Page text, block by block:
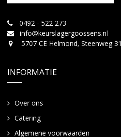
0492 - 522 273
info@keurslagergoossens.nl
5707 CE Helmond, Steenweg 31
INFORMATIE
Over ons
Catering
Algemene voorwaarden